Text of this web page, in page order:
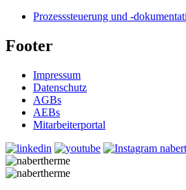
Prozesssteuerung und -
Footer
Impressum
Datenschutz
AGBs
AEBs
Mitarbeiterportal